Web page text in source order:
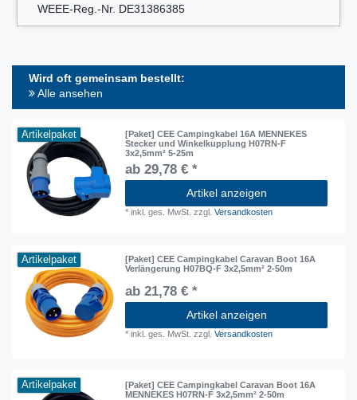
WEEE-Reg.-Nr. DE31386385
Wird oft gemeinsam bestellt:
Alle ansehen
Artikelpaket
[Paket] CEE Campingkabel 16A MENNEKES
Stecker und Winkelkupplung H07RN-F
3x2,5mm² 5-25m
ab 29,78 € *
Artikel anzeigen
*inkl. ges. MwSt. zzgl.Versandkosten
Artikelpaket
[Paket] CEE Campingkabel Caravan Boot 16A
Verlängerung H07BQ-F 3x2,5mm² 2-50m
ab 21,78 € *
Artikel anzeigen
*inkl. ges. MwSt. zzgl.Versandkosten
Artikelpaket
[Paket] CEE Campingkabel Caravan Boot 16A
MENNEKES H07RN-F 3x2,5mm² 2-50m